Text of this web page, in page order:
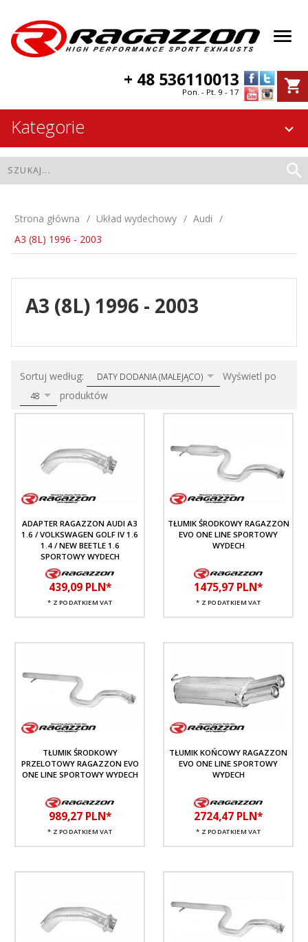
+ 48 536110013
Pon. - Pt. 9 - 17
Kategorie
Strona główna Układ wydechowy
Audi
A3 (8L) 1996 - 2003
A3 (8L) 1996 - 2003
Sortuj według: sortDATY DODANIA (MALEJĄCO) Wyświetl po
48 produktów
ADAPTER RAGAZZON AUDI A3
1.6 / VOLKSWAGEN GOLF IV 1.6
1.4 / NEW BEETLE 1.6
SPORTOWY WYDECH
439,09 PLN*
* Z PODATKIEM VAT
TŁUMIK ŚRODKOWY RAGAZZON
EVO ONE LINE SPORTOWY
WYDECH
1475,97 PLN*
* Z PODATKIEM VAT
TŁUMIK ŚRODKOWY
PRZELOTOWY RAGAZZON EVO
ONE LINE SPORTOWY WYDECH
989,27 PLN*
* Z PODATKIEM VAT
TŁUMIK KOŃCOWY RAGAZZON
EVO ONE LINE SPORTOWY
WYDECH
2724,47 PLN*
* Z PODATKIEM VAT